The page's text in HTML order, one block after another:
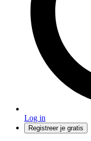
Log in
Registreer je gratis